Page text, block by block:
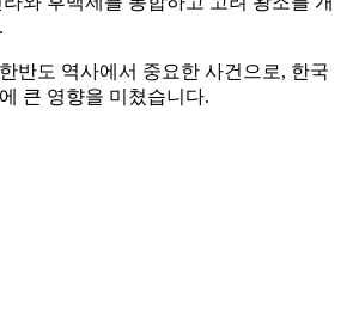
반도 역사에서 중요한 사건으로, 한국
큰 영향을 미쳤습니다.